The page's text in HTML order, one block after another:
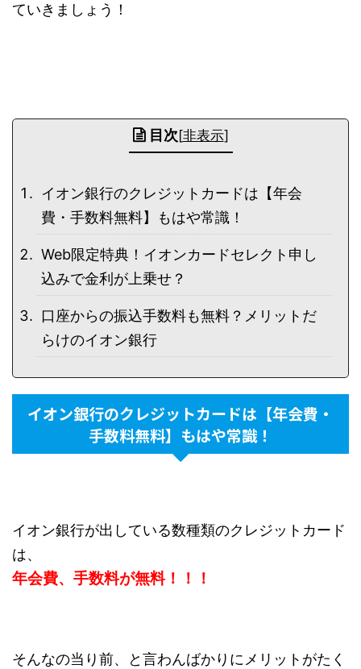
ていきましょう！
目次[非表示]
イオン銀行のクレジットカードは【年会
費・手数料無料】もはや常識！
Web限定特典！イオンカードセレクト申し
込みで金利が上乗せ？
口座からの振込手数料も無料？メリットだ
らけのイオン銀行
イオン銀行のクレジットカードは【年会費・
手数料無料】もはや常識！
イオン銀行が出している数種類のクレジットカード
は、
年会費、手数料が無料！！！
そんなの当り前、と言わんばかりにメリットがたく